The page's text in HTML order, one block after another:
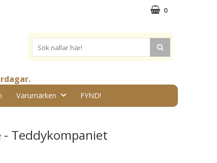
0
Varumärken FYND!
- Teddykompaniet